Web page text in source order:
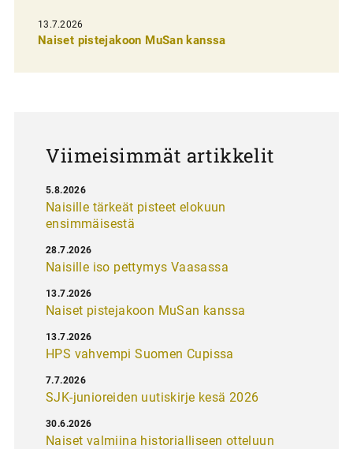
e
13.7.2026
Naiset pistejakoon MuSan kanssa
Viimeisimmät artikkelit
Naisille tärkeät pisteet elokuun
ensimmäisestä
5.8.2026
Naisille iso pettymys Vaasassa
28.7.2026
Naiset pistejakoon MuSan kanssa
13.7.2026
HPS vahvempi Suomen Cupissa
13.7.2026
SJK-junioreiden uutiskirje kesä 2026
7.7.2026
Naiset valmiina historialliseen otteluun
30.6.2026